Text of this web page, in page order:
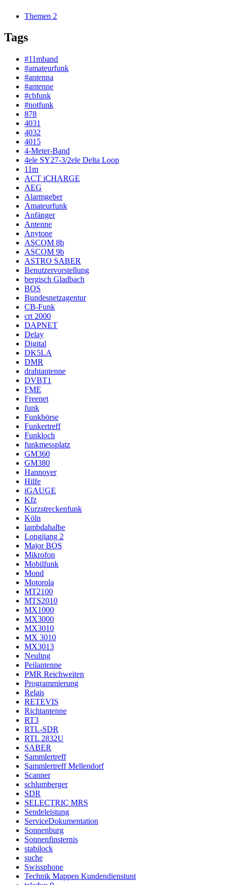
Themen 2
Tags
#11mband
#amateurfunk
#antenna
#antenne
#cbfunk
#notfunk
878
4031
4032
4015
4-Meter-Band
4ele SY27-3/2ele Delta Loop
11m
ACT iCHARGE
AEG
Alarmgeber
Amateurfunk
Anfänger
Antenne
Anytone
ASCOM 8b
ASCOM 9b
ASTRO SABER
Benutzervorstellung
bergisch Gladbach
BOS
Bundesnetzagentur
CB-Funk
crt 2000
DAPNET
Delay
Digital
DK5LA
DMR
drahtantenne
DVBT1
FME
Freenet
funk
Funkbörse
Funkertreff
Funkloch
funkmessplatz
GM360
GM380
Hannover
Hilfe
iGAUGE
Kfz
Kurzstreckenfunk
Köln
lambdahalbe
Longjiang 2
Major BOS
Mikrofon
Mobilfunk
Mond
Motorola
MT2100
MTS2010
MX1000
MX3000
MX3010
MX 3010
MX3013
Neuling
Peilantenne
PMR Reichweiten
Programmierung
Relais
RETEVIS
Richtantenne
RT3
RTL-SDR
RTL 2832U
SABER
Sammlertreff
Sammlertreff Mellendorf
Scanner
schlumberger
SDR
SELECTRIC MRS
Sendeleistung
ServiceDokumentation
Sonnenburg
Sonnenfinsternis
stabilock
suche
Swissphone
Technik Mappen Kundendienstunt